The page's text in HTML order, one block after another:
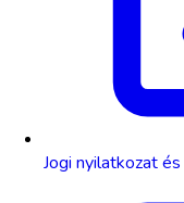
Jogi nyilatkozat